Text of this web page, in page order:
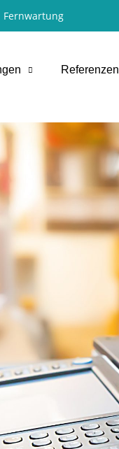
Fernwartung
Referenzen